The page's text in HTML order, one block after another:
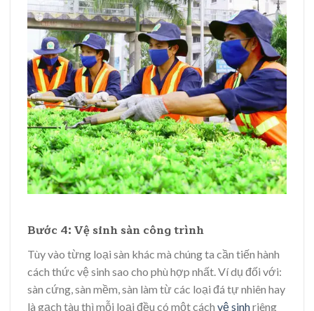
Bước 4: Vệ sinh sàn công trình
Tùy vào từng loại sàn khác mà chúng ta cần tiến hành
cách thức vệ sinh sao cho phù hợp nhất. Ví dụ đối với:
sàn cứng, sàn mềm, sàn làm từ các loại đá tự nhiên hay
là gạch tàu thì mỗi loại đều có một cách vệ sinhriêng